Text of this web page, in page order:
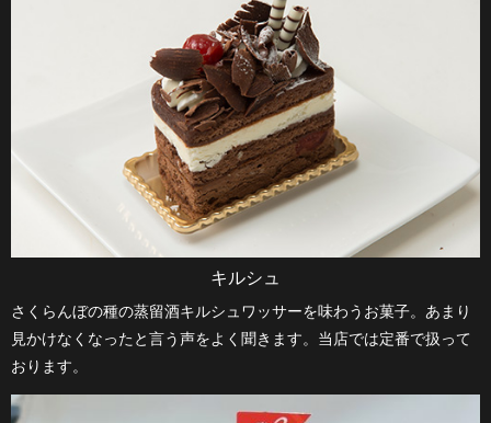
キルシュ
さくらんぼの種の蒸留酒キルシュワッサーを味わうお菓子。あまり
見かけなくなったと言う声をよく聞きます。当店では定番で扱って
おります。